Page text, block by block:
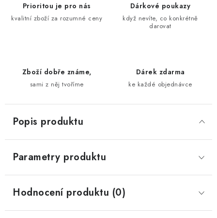
Prioritou je pro nás
kvalitní zboží za rozumné ceny
Dárkové poukazy
když nevíte, co konkrétně
darovat
Zboží dobře známe,
sami z něj tvoříme
Dárek zdarma
ke každé objednávce
Popis produktu
Parametry produktu
Hodnocení produktu (0)